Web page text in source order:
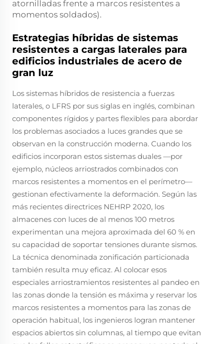
atornilladas frente a marcos resistentes a
momentos soldados).
Estrategias híbridas de sistemas
resistentes a cargas laterales para
edificios industriales de acero de
gran luz
Los sistemas híbridos de resistencia a fuerzas
laterales, o LFRS por sus siglas en inglés, combinan
componentes rígidos y partes flexibles para abordar
los problemas asociados a luces grandes que se
observan en la construcción moderna. Cuando los
edificios incorporan estos sistemas duales —por
ejemplo, núcleos arriostrados combinados con
marcos resistentes a momentos en el perímetro—
gestionan efectivamente la deformación. Según las
más recientes directrices NEHRP 2020, los
almacenes con luces de al menos 100 metros
experimentan una mejora aproximada del 60 % en
su capacidad de soportar tensiones durante sismos.
La técnica denominada zonificación particionada
también resulta muy eficaz. Al colocar esos
especiales arriostramientos resistentes al pandeo en
las zonas donde la tensión es máxima y reservar los
marcos resistentes a momentos para las zonas de
operación habitual, los ingenieros logran mantener
espacios abiertos sin columnas, al tiempo que evitan